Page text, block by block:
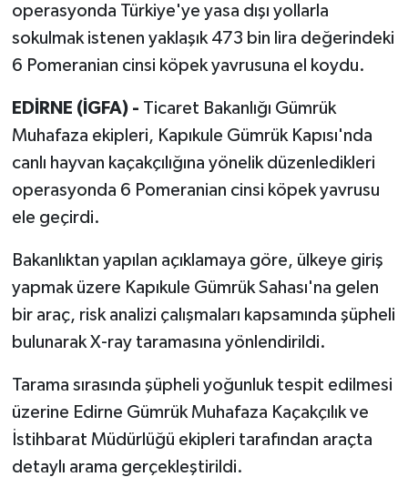
operasyonda Türkiye'ye yasa dışı yollarla
sokulmak istenen yaklaşık 473 bin lira değerindeki
6 Pomeranian cinsi köpek yavrusuna el koydu.
EDİRNE (İGFA) - Ticaret Bakanlığı Gümrük
Muhafaza ekipleri, Kapıkule Gümrük Kapısı'nda
canlı hayvan kaçakçılığına yönelik düzenledikleri
operasyonda 6 Pomeranian cinsi köpek yavrusu
ele geçirdi.
Bakanlıktan yapılan açıklamaya göre, ülkeye giriş
yapmak üzere Kapıkule Gümrük Sahası'na gelen
bir araç, risk analizi çalışmaları kapsamında şüpheli
bulunarak X-ray taramasına yönlendirildi.
Tarama sırasında şüpheli yoğunluk tespit edilmesi
üzerine Edirne Gümrük Muhafaza Kaçakçılık ve
İstihbarat Müdürlüğü ekipleri tarafından araçta
detaylı arama gerçekleştirildi.